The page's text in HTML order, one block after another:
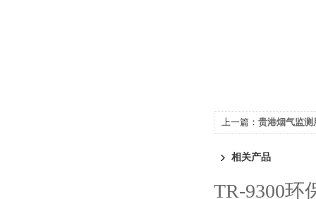
上一篇： 贵港烟气监测
相关产品
TR-9300环